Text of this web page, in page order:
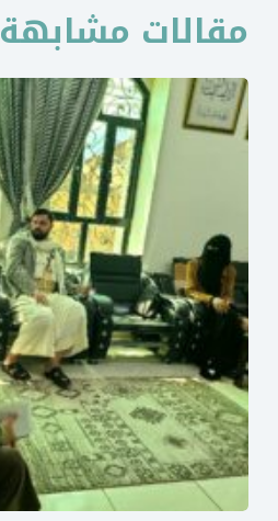
مقالات مشابهة